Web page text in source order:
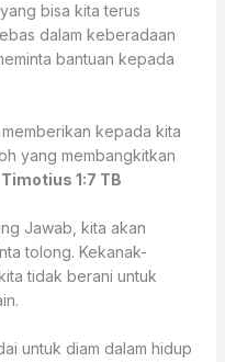
bisa kita terus
dalam keberadaan
bantuan kepada
kepada kita
yang membangkitkan
Timotius 1:7 TB
Jawab, kita akan
tolong. Kekanak-
tidak berani untuk
untuk diam dalam hidup